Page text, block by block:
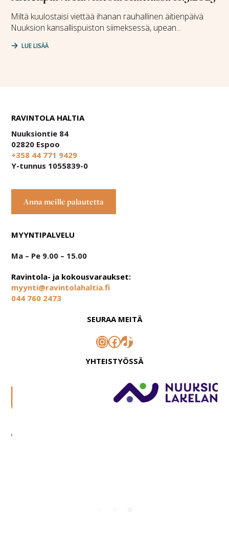
Miltä kuulostaisi viettää ihanan rauhallinen äitienpäivä
Nuuksion kansallispuiston siimeksessä, upean...
LUE LISÄÄ
RAVINTOLA HALTIA
Nuuksiontie 84
02820 Espoo
+358 44 771 9429
Y-tunnus 1055839-0
Anna meille palautetta
MYYNTIPALVELU
Ma – Pe 9.00 – 15.00
Ravintola- ja kokousvaraukset:
myynti@ravintolahaltia.fi
044 760 2473
SEURAA MEITÄ
InstagramFacebook TikTok
YHTEISTYÖSSÄ